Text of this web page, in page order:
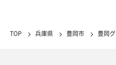
TOP 兵庫県 豊岡市 豊岡